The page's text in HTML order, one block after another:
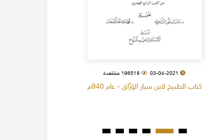
03-04-2021 196518 مشاهدة
كتاب الطبيخ لابن سيار الوَرَّاق - عام 940م